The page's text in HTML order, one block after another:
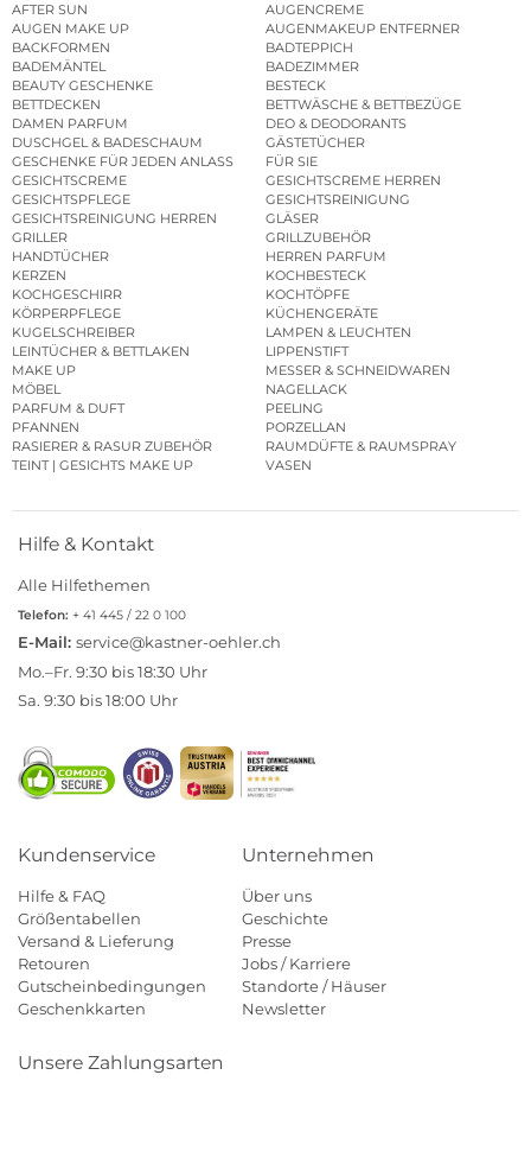
AFTER SUN
AUGENCREME
AUGEN MAKE UP
AUGENMAKEUP ENTFERNER
BACKFORMEN
BADTEPPICH
BADEMÄNTEL
BADEZIMMER
BEAUTY GESCHENKE
BESTECK
BETTDECKEN
BETTWÄSCHE & BETTBEZÜGE
DAMEN PARFUM
DEO & DEODORANTS
DUSCHGEL & BADESCHAUM
GÄSTETÜCHER
GESCHENKE FÜR JEDEN ANLASS
FÜR SIE
GESICHTSCREME
GESICHTSCREME HERREN
GESICHTSPFLEGE
GESICHTSREINIGUNG
GESICHTSREINIGUNG HERREN
GLÄSER
GRILLER
GRILLZUBEHÖR
HANDTÜCHER
HERREN PARFUM
KERZEN
KOCHBESTECK
KOCHGESCHIRR
KOCHTÖPFE
KÖRPERPFLEGE
KÜCHENGERÄTE
KUGELSCHREIBER
LAMPEN & LEUCHTEN
LEINTÜCHER & BETTLAKEN
LIPPENSTIFT
MAKE UP
MESSER & SCHNEIDWAREN
MÖBEL
NAGELLACK
PARFUM & DUFT
PEELING
PFANNEN
PORZELLAN
RASIERER & RASUR ZUBEHÖR
RAUMDÜFTE & RAUMSPRAY
TEINT | GESICHTS MAKE UP
VASEN
Hilfe & Kontakt
Alle Hilfethemen
Telefon: + 41 445 / 22 0 100
E-Mail: service@kastner-oehler.ch
Mo.–Fr. 9:30 bis 18:30 Uhr
Sa. 9:30 bis 18:00 Uhr
Kundenservice
Hilfe & FAQ
Größentabellen
Versand & Lieferung
Retouren
Gutscheinbedingungen
Geschenkkarten
Unternehmen
Über uns
Geschichte
Presse
Jobs / Karriere
Standorte / Häuser
Newsletter
Unsere Zahlungsarten